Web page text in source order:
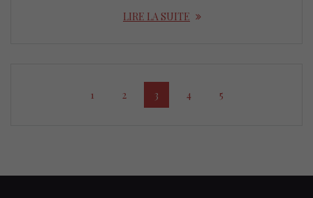
LIRE LA SUITE
navigation
Page
1 Page
2 Page
3 Page
4 Page
5